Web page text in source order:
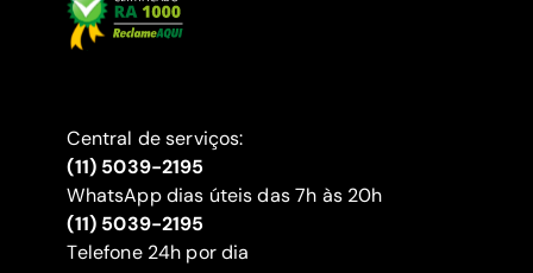
Central de serviços:
(11) 5039-2195
WhatsApp dias úteis das 7h às 20h
(11) 5039-2195
‍Telefone 24h por dia